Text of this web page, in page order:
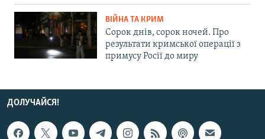
ВІЙНА ТА КРИМ
Сорок днів, сорок ночей. Про
результати кримської операції з
примусу Росії до миру
ДОЛУЧАЙСЯ!